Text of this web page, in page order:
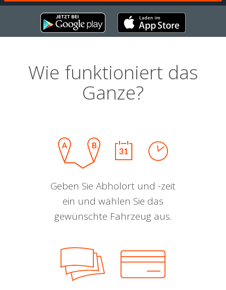
Wie funktioniert das
Ganze?
Geben Sie Abholort und -zeit
ein und wählen Sie das
gewünschte Fahrzeug aus.